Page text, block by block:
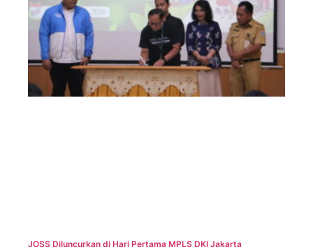
JOSS Diluncurkan di Hari Pertama MPLS DKI Jakarta